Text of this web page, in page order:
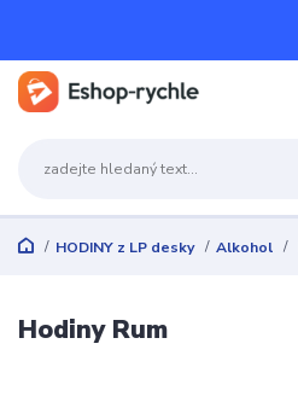
HODINY z LP desky Alkohol
Hodiny Rum